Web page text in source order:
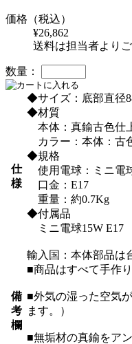
価格（税込）
¥26,862
送料は担当者より
数量：
仕
様
◆サイズ：底部直径
◆材質
本体：真鍮古色仕
カラー：本体：古
◆規格
使用電球：ミニ電
口金：E17
重量：約0.7Kg
◆付属品
ミニ電球15W E17
輸入国：本体部品は
備
考
欄
■商品はすべて手作
■外気の湿った空気
ます。）
■無垢材の真鍮をア